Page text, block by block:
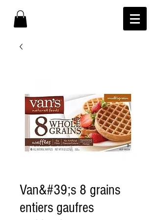
Van&#39;s 8 grains
entiers gaufres